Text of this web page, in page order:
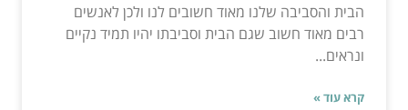
הבית והסביבה שלנו מאוד חשובים לנו ולכן לאנשים
רבים מאוד חשוב שגם הבית וסביבתו יהיו תמיד נקיים
ונראים...
קרא עוד »